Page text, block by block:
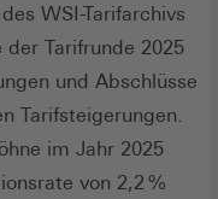
WSI-Tarifarchivs
der Tarifrunde 2025
und Abschlüsse
Tarifsteigerungen.
im Jahr 2025
von 2,2 %